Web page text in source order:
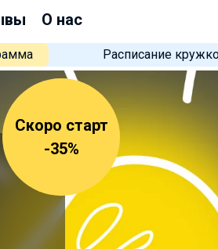
О нас
Расписание
Скоро старт
-35%